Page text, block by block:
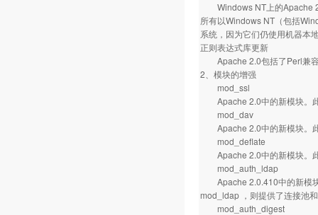
Windows NT上的Apache
所有以Windows NT（包括
系统，因为它们仍使用机器本
正则表达式库更新
Apache 2.0包括了Perl兼容
2、模块的增强
mod_ssl
Apache 2.0中的新模块。此
mod_dav
Apache 2.0中的新模块。此
mod_deflate
Apache 2.0中的新模块。此
mod_auth_ldap
Apache 2.0.410中的新模块
mod_ldap ，则提供了连接池
mod_auth_digest